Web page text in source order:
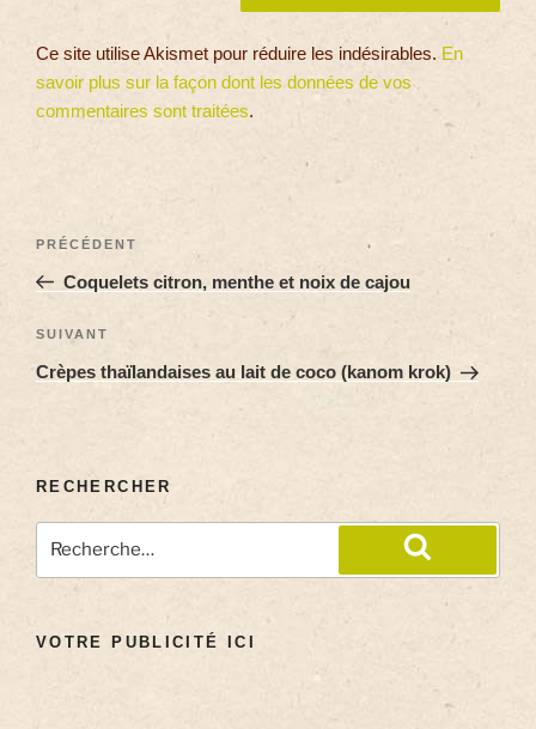
Ce site utilise Akismet pour réduire les indésirables. En
savoir plus sur la façon dont les données de vos
commentaires sont traitées.
PRÉCÉDENT
Coquelets citron, menthe et noix de cajou
SUIVANT
Crèpes thaïlandaises au lait de coco (kanom krok)
RECHERCHER
VOTRE PUBLICITÉ ICI